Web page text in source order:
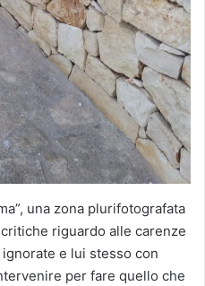
una zona plurifotografata
riguardo alle carenze
e lui stesso con
per fare quello che